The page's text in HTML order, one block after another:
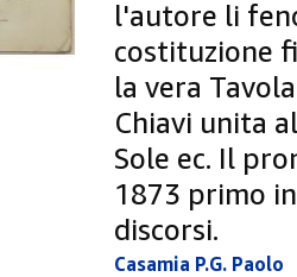
l'autore li
costituzione
la vera
Chiavi unita
Sole ec. Il
1873 primo
discorsi.
Casamia P.G. Paolo